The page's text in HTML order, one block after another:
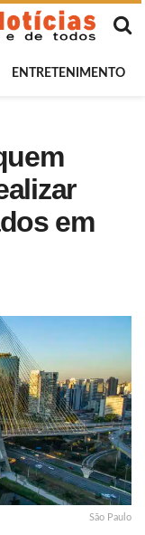
ENTRETENIMENTO
em
São Paulo